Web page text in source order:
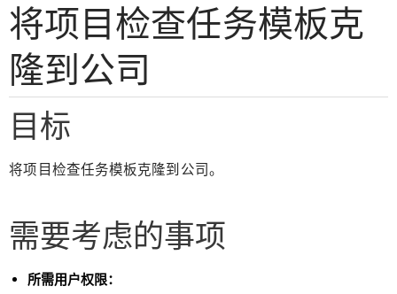
将项目检查任务模板克
隆到公司
目标
将项目检查任务模板克隆到公司。
需要考虑的事项
所需用户权限：